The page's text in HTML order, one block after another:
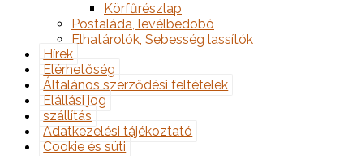
Körfűrészlap
Postaláda, levélbedobó
Elhatárolók, Sebesség lassítók
Hírek
Elérhetőség
Általános szerződési feltételek
Elállási jog
szállítás
Adatkezelési tájékoztató
Cookie és süti